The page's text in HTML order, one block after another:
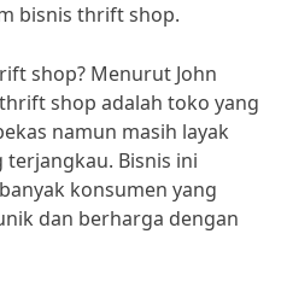
bisnis thrift shop.
shop? Menurut John
shop adalah toko yang
namun masih layak
terjangkau. Bisnis ini
konsumen yang
dan berharga dengan